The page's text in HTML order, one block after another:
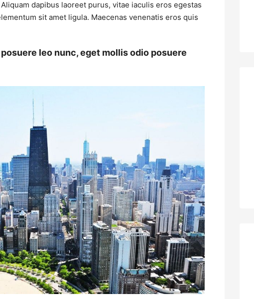
dapibus laoreet purus, vitae iaculis eros egestas
sit amet ligula. Maecenas venenatis eros quis
leo nunc, eget mollis odio posuere